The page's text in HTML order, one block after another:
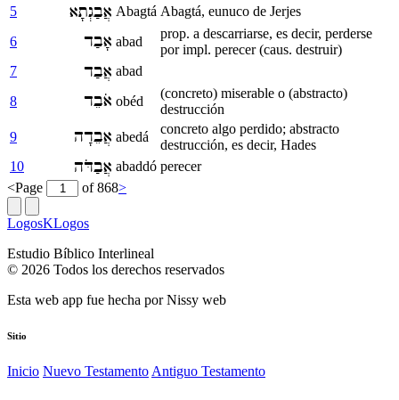
5
אֲבַגְתָא Abagtá Abagtá, eunuco de Jerjes
6
אָבַד abad
prop. a descarriarse, es decir, perderse
por impl. perecer (caus. destruir)
7
אֲבַד abad
8
אֹבֵד obéd
(concreto) miserable o (abstracto)
destrucción
9
אֲבֵדָה abedá
concreto algo perdido; abstracto
destrucción, es decir, Hades
10
אֲבַדֹּה abaddó perecer
<Page of 868>
LogosKLogos
Estudio Bíblico Interlineal
© 2026 Todos los derechos reservados
Esta web app fue hecha porNissy web
Sitio
Inicio Nuevo Testamento Antiguo Testamento